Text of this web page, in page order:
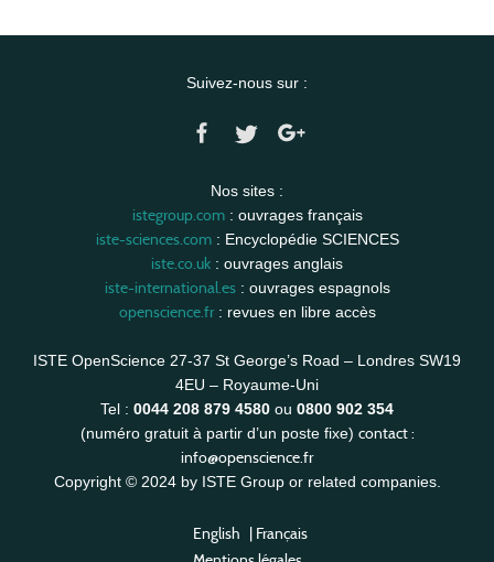
Suivez-nous sur :
Nos sites :
istegroup.com: ouvrages français
iste-sciences.com: Encyclopédie SCIENCES
iste.co.uk : ouvrages anglais
iste-international.es: ouvrages espagnols
openscience.fr: revues en libre accès
ISTE OpenScience 27-37 St George’s Road – Londres SW19
4EU – Royaume-Uni
Tel : 0044 208 879 4580 ou 0800 902 354
(numéro gratuit à partir d’un poste fixe) contact :
info@openscience.fr
Copyright © 2024 by ISTE Group or related companies.
English | Français